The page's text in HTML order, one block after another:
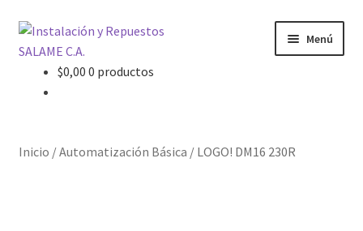
Ir
a
navegación
Ir
al
contenido
Menú
$0,00 0 productos
Inicio /Automatización Básica / LOGO! DM16 230R